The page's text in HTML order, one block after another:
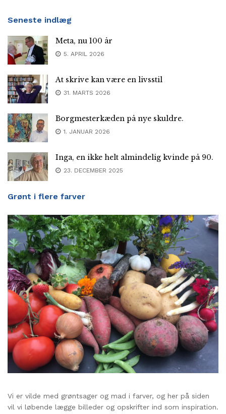
Seneste indlæg
Meta, nu 100 år
5. APRIL 2026
At skrive kan være en livsstil
31. MARTS 2026
Borgmesterkæden på nye skuldre.
1. JANUAR 2026
Inga, en ikke helt almindelig kvinde på 90.
23. DECEMBER 2025
Grønt i flere farver
Vi er vilde med grøntsager og mad i farver, og her på siden
vil vi løbende lægge billeder og opskrifter ind som inspiration.